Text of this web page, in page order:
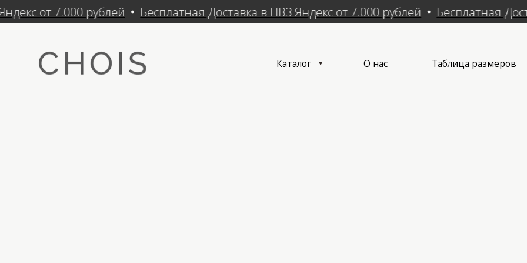
от 7.000 рублей Бесплатная Доставка в ПВЗ Яндекс от 7.000 рублей Бесплатная
Таблица размеров